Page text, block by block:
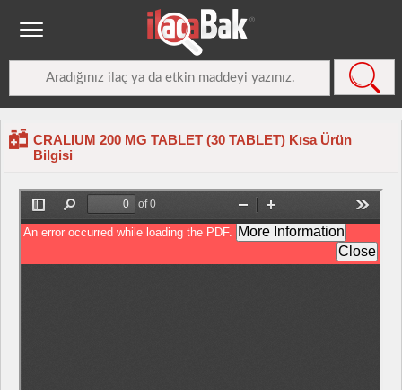
CRALIUM 200 MG TABLET (30 TABLET) Kısa Ürün
Bilgisi